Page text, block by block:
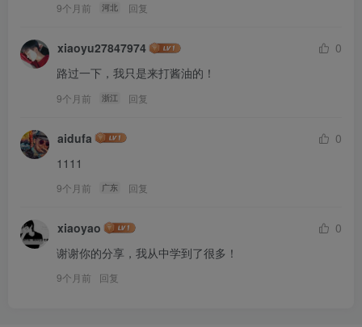
9个月前 河北 回复
xiaoyu27847974
0
路过一下，我只是来打酱油的！
9个月前 浙江 回复
aidufa
0
1111
9个月前 广东 回复
xiaoyao
0
谢谢你的分享，我从中学到了很多！
9个月前 回复